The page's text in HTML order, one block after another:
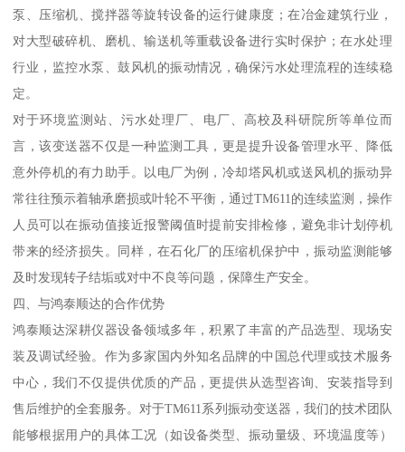
泵、压缩机、搅拌器等旋转设备的运行健康度；在冶金建筑行业，
对大型破碎机、磨机、输送机等重载设备进行实时保护；在水处理
行业，监控水泵、鼓风机的振动情况，确保污水处理流程的连续稳
定。
对于环境监测站、污水处理厂、电厂、高校及科研院所等单位而
言，该变送器不仅是一种监测工具，更是提升设备管理水平、降低
意外停机的有力助手。以电厂为例，冷却塔风机或送风机的振动异
常往往预示着轴承磨损或叶轮不平衡，通过TM611的连续监测，操作
人员可以在振动值接近报警阈值时提前安排检修，避免非计划停机
带来的经济损失。同样，在石化厂的压缩机保护中，振动监测能够
及时发现转子结垢或对中不良等问题，保障生产安全。
四、与鸿泰顺达的合作优势
鸿泰顺达深耕仪器设备领域多年，积累了丰富的产品选型、现场安
装及调试经验。作为多家国内外知名品牌的中国总代理或技术服务
中心，我们不仅提供优质的产品，更提供从选型咨询、安装指导到
售后维护的全套服务。对于TM611系列振动变送器，我们的技术团队
能够根据用户的具体工况（如设备类型、振动量级、环境温度等）